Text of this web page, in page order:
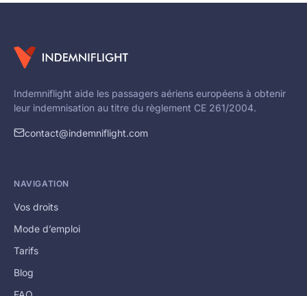
Indemniflight aide les passagers aériens européens à obtenir
leur indemnisation au titre du règlement CE 261/2004.
contact@indemniflight.com
NAVIGATION
Vos droits
Mode d’emploi
Tarifs
Blog